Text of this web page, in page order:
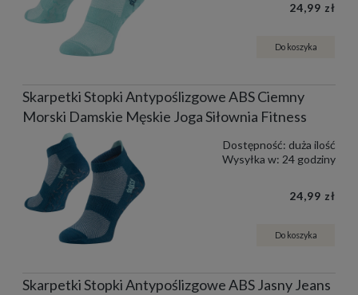
24,99 zł
Do koszyka
Skarpetki Stopki Antypoślizgowe ABS Ciemny
Morski Damskie Męskie Joga Siłownia Fitness
Dostępność: duża ilość
Wysyłka w: 24 godziny
24,99 zł
Do koszyka
Skarpetki Stopki Antypoślizgowe ABS Jasny Jeans